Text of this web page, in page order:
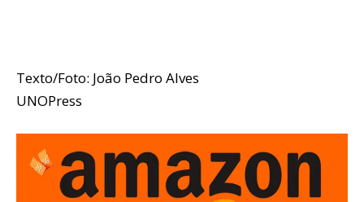
Texto/Foto: João Pedro Alves
UNOPress